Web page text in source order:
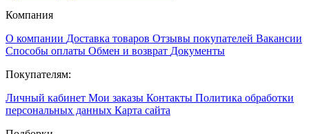
Компания
О компании Доставка товаров Отзывы покупателей Вакансии
Способы оплаты Обмен и возврат Документы
Покупателям:
Личный кабинет Мои заказы Контакты Политика обработки
персональных данных Карта сайта